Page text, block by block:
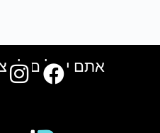
אתם יכולים